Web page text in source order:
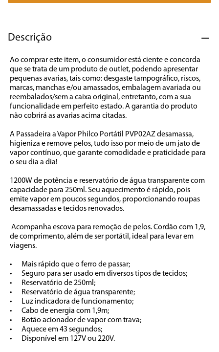
Descrição
Ao comprar este item, o consumidor está ciente e concorda
que se trata de um produto de outlet, podendo apresentar
pequenas avarias, tais como: desgaste tampográfico, riscos,
marcas, manchas e/ou amassados, embalagem avariada ou
reembalados/sem a caixa original, entretanto, com a sua
funcionalidade em perfeito estado. A garantia do produto
não cobrirá as avarias acima citadas.
A Passadeira a Vapor Philco Portátil PVP02AZ desamassa,
higieniza e remove pelos, tudo isso por meio de um jato de
vapor contínuo, que garante comodidade e praticidade para
o seu dia a dia!
1200W de potência e reservatório de água transparente com
capacidade para 250ml. Seu aquecimento é rápido, pois
emite vapor em poucos segundos, proporcionando roupas
desamassadas e tecidos renovados.
de comprimento, além de ser portátil, ideal para levar em
viagens.
•	Mais rápido que o ferro de passar;
•	Seguro para ser usado em diversos tipos de tecidos;
•	Reservatório de 250ml;
•	Reservatório de água transparente;
•	Luz indicadora de funcionamento;
•	Cabo de energia com 1,9m;
•	Botão acionador de vapor com trava;
•	Aquece em 43 segundos;
•	Disponível em 127V ou 220V.
7º liquidificador
9º forno
10º ventilador